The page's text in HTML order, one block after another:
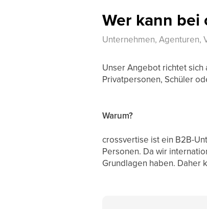
Wer kann bei
Unternehmen, Agenturen,
Unser Angebot richtet
Privatpersonen, Schüler
Warum?
crossvertise ist ein B2B-
Personen. Da wir
Grundlagen haben. Daher